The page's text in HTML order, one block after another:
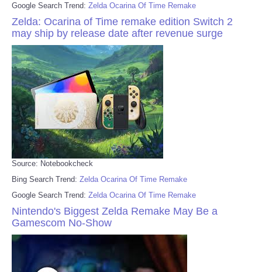
Google Search Trend: Zelda Ocarina Of Time Remake
Zelda: Ocarina of Time remake edition Switch 2
may ship by release date after revenue surge
Source: Notebookcheck
Bing Search Trend: Zelda Ocarina Of Time Remake
Google Search Trend: Zelda Ocarina Of Time Remake
Nintendo's Biggest Zelda Remake May Be a
Gamescom No-Show